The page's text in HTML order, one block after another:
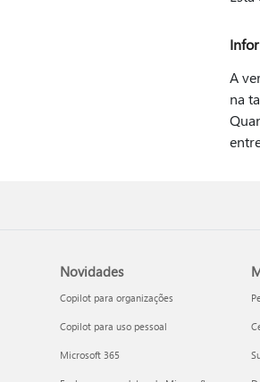
A
na
Novidades
Copilot para organizações
Copilot para uso pessoal
Microsoft 365